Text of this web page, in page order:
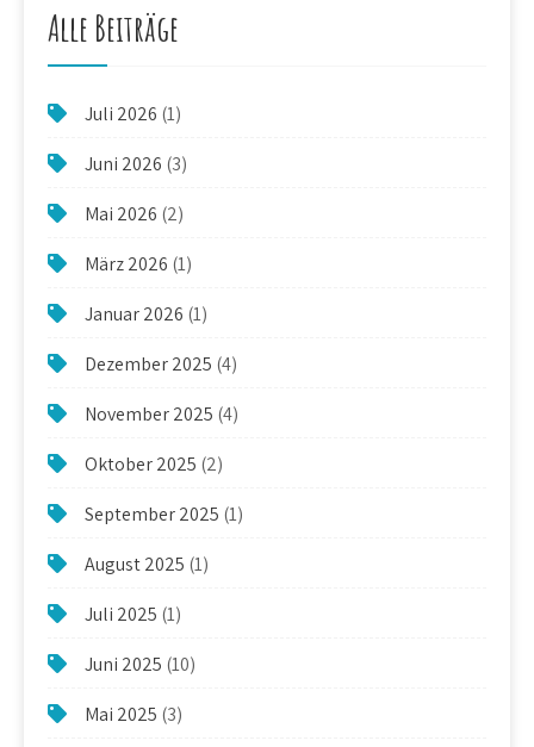
Alle Beiträge
Juli 2026 (1)
Juni 2026 (3)
Mai 2026 (2)
März 2026 (1)
Januar 2026 (1)
Dezember 2025 (4)
November 2025 (4)
Oktober 2025 (2)
September 2025 (1)
August 2025 (1)
Juli 2025 (1)
Juni 2025 (10)
Mai 2025 (3)